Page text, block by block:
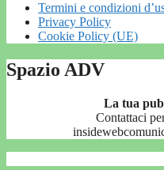
Termini e condizioni
Privacy Policy
Cookie Policy (UE)
Spazio ADV
La tua
Contattaci